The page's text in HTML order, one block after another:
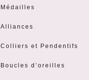
Médailles
Alliances
Colliers et Pendentifs
Boucles d’oreilles